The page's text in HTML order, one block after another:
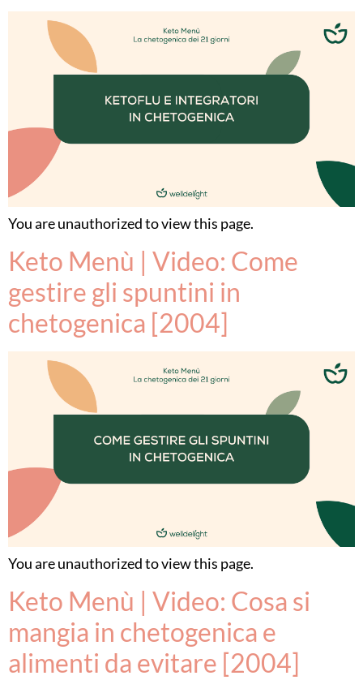
You are unauthorized to view this page.
Keto Menù | Video: Come
gestire gli spuntini in
chetogenica [2004]
You are unauthorized to view this page.
Keto Menù | Video: Cosa si
mangia in chetogenica e
alimenti da evitare [2004]